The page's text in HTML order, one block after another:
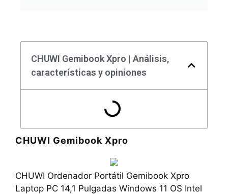
CHUWI Gemibook Xpro | Análisis,
características y opiniones
CHUWI Gemibook Xpro
CHUWI Ordenador Portátil Gemibook Xpro
Laptop PC 14,1 Pulgadas Windows 11 OS Intel